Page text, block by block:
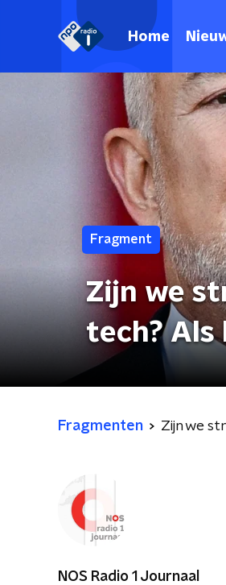
Home
Fragment
Zijn we
tech? Als
Fragmenten Zijn we
NOS Radio 1 Journaal